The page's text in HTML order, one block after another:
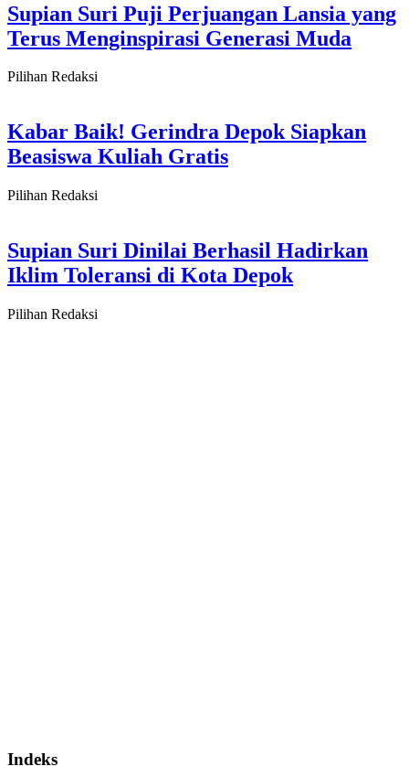
Supian Suri Puji Perjuangan Lansia yang
Terus Menginspirasi Generasi Muda
Pilihan Redaksi
Kabar Baik! Gerindra Depok Siapkan
Beasiswa Kuliah Gratis
Pilihan Redaksi
Supian Suri Dinilai Berhasil Hadirkan
Iklim Toleransi di Kota Depok
Pilihan Redaksi
Indeks